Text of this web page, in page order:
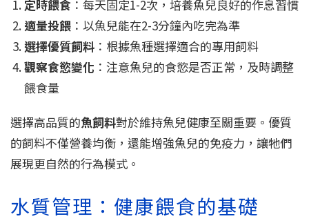
定時餵食 ：每天固定1-2次，培養魚兒良好的作息習慣
適量投餵 ：以魚兒能在2-3分鐘內吃完為準
選擇優質飼料 ：根據魚種選擇適合的專用飼料
觀察食慾變化 ：注意魚兒的食慾是否正常，及時調整
餵食量
選擇高品質的魚飼料對於維持魚兒健康至關重要。優質
的飼料不僅營養均衡，還能增強魚兒的免疫力，讓牠們
展現更自然的行為模式。
水質管理：健康餵食的基礎